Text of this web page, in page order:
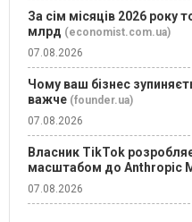
За сім місяців 2026 року
млрд (economist.com.ua)
07.08.2026
Чому ваш бізнес
важче (founder.ua)
07.08.2026
Власник TikTok
масштабом до Anthropic
07.08.2026